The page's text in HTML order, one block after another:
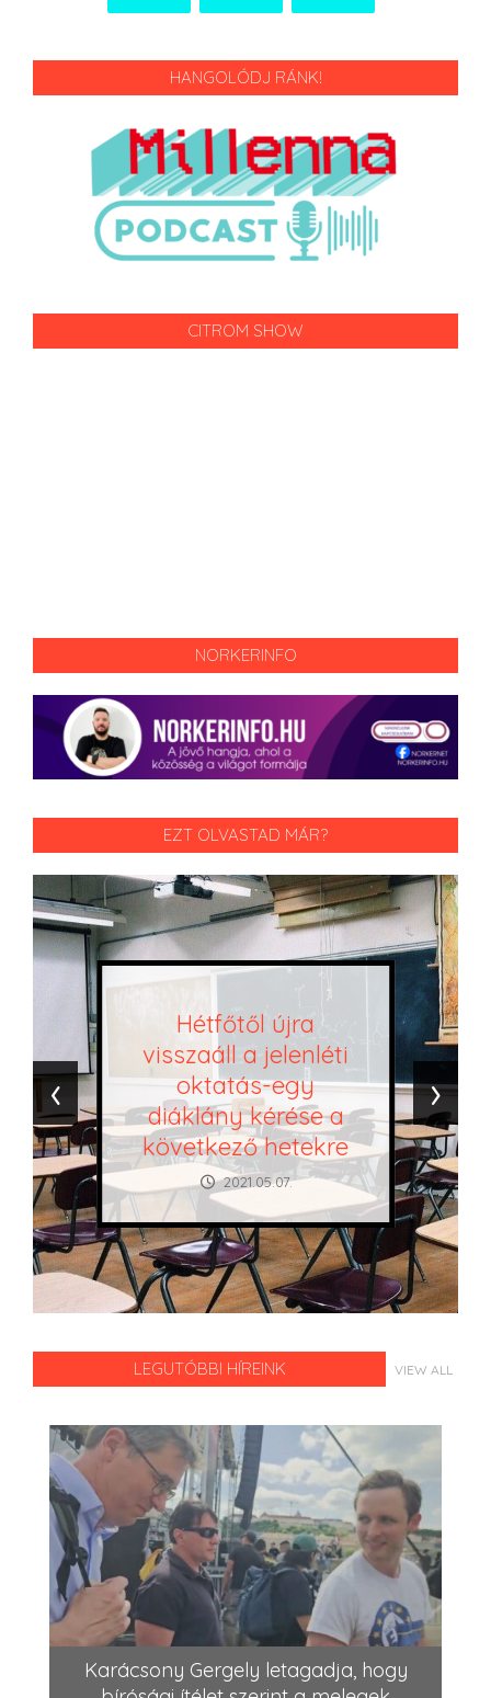
HANGOLÓDJ RÁNK!
CITROM SHOW
NORKERINFO
EZT OLVASTAD MÁR?
Hétfőtől újra
visszaáll a jelenléti
oktatás-egy
diáklány kérése a
következő hetekre
2021.05.07.
‹ ›
LEGUTÓBBI HÍREINK VIEW ALL
Karácsony Gergely letagadja, hogy